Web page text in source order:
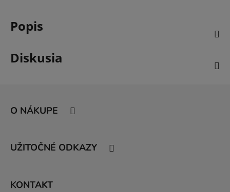
Popis
Diskusia
O NÁKUPE
UŽITOČNÉ ODKAZY
KONTAKT